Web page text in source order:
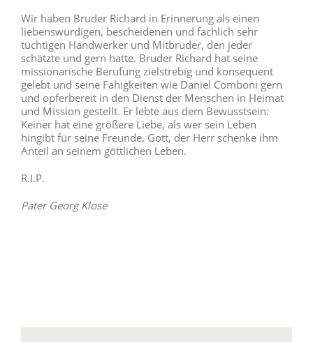
Wir haben Bruder Richard in Erinnerung als einen
liebenswürdigen, bescheidenen und fachlich sehr
tüchtigen Handwerker und Mitbruder, den jeder
schätzte und gern hatte. Bruder Richard hat seine
missionarische Berufung zielstrebig und konsequent
gelebt und seine Fähigkeiten wie Daniel Comboni gern
und opferbereit in den Dienst der Menschen in Heimat
und Mission gestellt. Er lebte aus dem Bewusstsein:
Keiner hat eine größere Liebe, als wer sein Leben
hingibt für seine Freunde. Gott, der Herr schenke ihm
Anteil an seinem göttlichen Leben.
R.I.P.
PaterGeorg Klose